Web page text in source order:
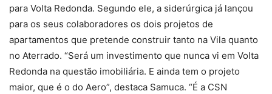
para Volta Redonda. Segundo ele, a siderúrgica já lançou
para os seus colaboradores os dois projetos de
apartamentos que pretende construir tanto na Vila quanto
no Aterrado. “Será um investimento que nunca vi em Volta
Redonda na questão imobiliária. E ainda tem o projeto
maior, que é o do Aero”, destaca Samuca. “É a CSN